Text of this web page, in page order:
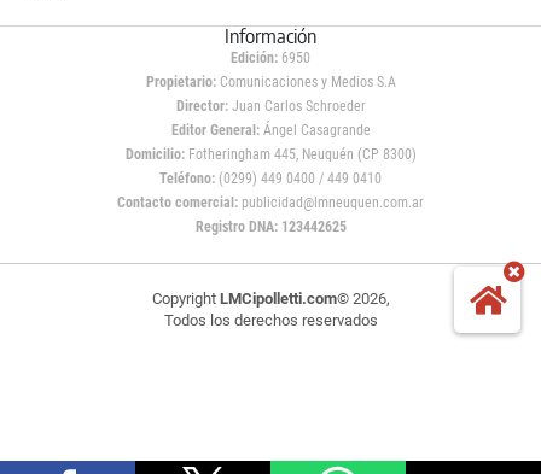
Información
Edición: 6950
Propietario:Comunicaciones y Medios S.A
Director: Juan Carlos Schroeder
Editor General:Ángel Casagrande
Domicilio:Fotheringham 445, Neuquén (CP 8300)
Teléfono: (0299) 449 0400 / 449 0410
Contacto comercial: publicidad@lmneuquen.com.ar
Registro DNA: 123442625
Copyright LMCipolletti.com© 2026,
Todos los derechos reservados